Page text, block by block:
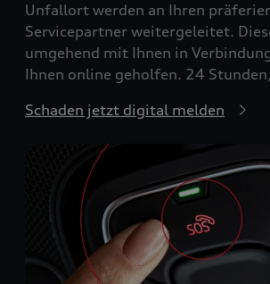
Unfallort werden an Ihren
Servicepartner weitergeleitet.
umgehend mit Ihnen in
Ihnen online geholfen. 24
Schaden jetzt digital melden